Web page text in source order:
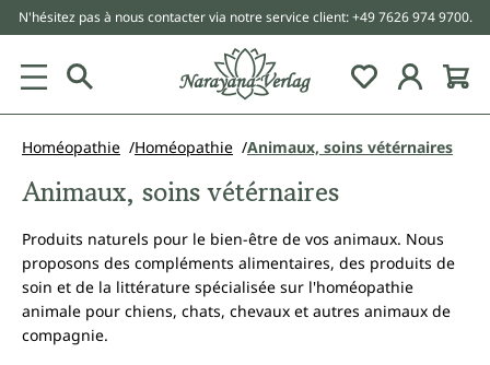
principal
N'hésitez pas à nous contacter via notre service client: +49 7626 974 9700.
Homéopathie Homéopathie Animaux, soins vétérnaires
Animaux, soins vétérnaires
Produits naturels pour le bien-être de vos animaux. Nous
proposons des compléments alimentaires, des produits de
soin et de la littérature spécialisée sur l'homéopathie
animale pour chiens, chats, chevaux et autres animaux de
compagnie.